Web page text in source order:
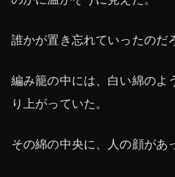
誰かが置き忘れていったのだ
編み籠の中には、白い綿のよ
り上がっていた。
その綿の中央に、人の顔があ